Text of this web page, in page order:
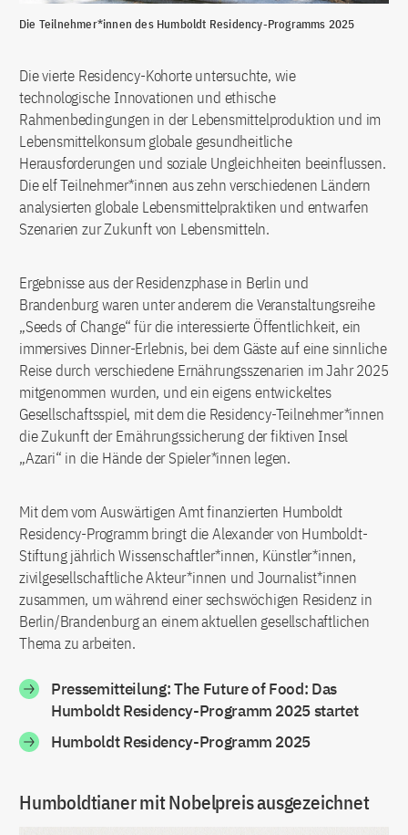
Die Teilnehmer*innen des Humboldt Residency-Programms 2025
Die vierte Residency-Kohorte untersuchte, wie
technologische Innovationen und ethische
Rahmenbedingungen in der Lebensmittelproduktion und im
Lebensmittelkonsum globale gesundheitliche
Herausforderungen und soziale Ungleichheiten beeinflussen.
Die elf Teilnehmer*innen aus zehn verschiedenen Ländern
analysierten globale Lebensmittelpraktiken und entwarfen
Szenarien zur Zukunft von Lebensmitteln.
Ergebnisse aus der Residenzphase in Berlin und
Brandenburg waren unter anderem die Veranstaltungsreihe
„Seeds of Change“ für die interessierte Öffentlichkeit, ein
immersives Dinner-Erlebnis, bei dem Gäste auf eine sinnliche
Reise durch verschiedene Ernährungsszenarien im Jahr 2025
mitgenommen wurden, und ein eigens entwickeltes
Gesellschaftsspiel, mit dem die Residency-Teilnehmer*innen
die Zukunft der Ernährungssicherung der fiktiven Insel
„Azari“ in die Hände der Spieler*innen legen.
Mit dem vom Auswärtigen Amt finanzierten Humboldt
Residency-Programm bringt die Alexander von Humboldt-
Stiftung jährlich Wissenschaftler*innen, Künstler*innen,
zivilgesellschaftliche Akteur*innen und Journalist*innen
zusammen, um während einer sechswöchigen Residenz in
Berlin/Brandenburg an einem aktuellen gesellschaftlichen
Thema zu arbeiten.
Pressemitteilung: The Future of Food: Das
Humboldt Residency-Programm 2025 startet
Humboldt Residency-Programm 2025
Humboldtianer mit Nobelpreis ausgezeichnet